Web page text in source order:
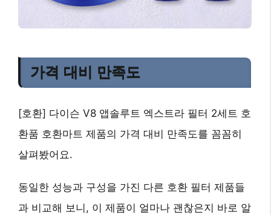
가격 대비 만족도
[호환] 다이슨 V8 앱솔루트 엑스트라 필터 2세트 호
환품 호환마트 제품의 가격 대비 만족도를 꼼꼼히
살펴봤어요.
동일한 성능과 구성을 가진 다른 호환 필터 제품들
과 비교해 보니, 이 제품이 얼마나 괜찮은지 바로 알